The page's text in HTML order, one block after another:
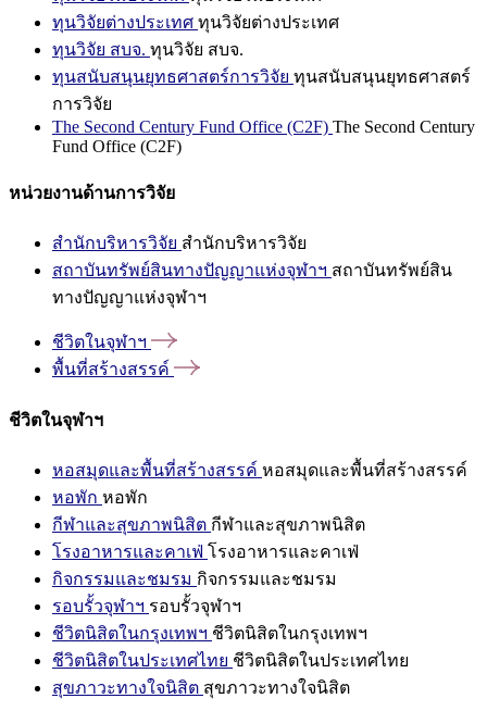
ทุนวิจัยต่างประเทศ ทุนวิจัยต่างประเทศ
ทุนวิจัย สบจ. ทุนวิจัย สบจ.
ทุนสนับสนุนยุทธศาสตร์การวิจัย ทุนสนับสนุนยุทธศาสตร์
การวิจัย
The Second Century Fund Office (C2F) The Second Century
Fund Office (C2F)
หน่วยงานด้านการวิจัย
สำนักบริหารวิจัย สำนักบริหารวิจัย
สถาบันทรัพย์สินทางปัญญาแห่งจุฬาฯ สถาบันทรัพย์สิน
ทางปัญญาแห่งจุฬาฯ
ชีวิตในจุฬาฯ
พื้นที่สร้างสรรค์
ชีวิตในจุฬาฯ
หอสมุดและพื้นที่สร้างสรรค์ หอสมุดและพื้นที่สร้างสรรค์
หอพัก หอพัก
กีฬาและสุขภาพนิสิต กีฬาและสุขภาพนิสิต
โรงอาหารและคาเฟ่ โรงอาหารและคาเฟ่
กิจกรรมและชมรม กิจกรรมและชมรม
รอบรั้วจุฬาฯ รอบรั้วจุฬาฯ
ชีวิตนิสิตในกรุงเทพฯ ชีวิตนิสิตในกรุงเทพฯ
ชีวิตนิสิตในประเทศไทย ชีวิตนิสิตในประเทศไทย
สุขภาวะทางใจนิสิต สุขภาวะทางใจนิสิต